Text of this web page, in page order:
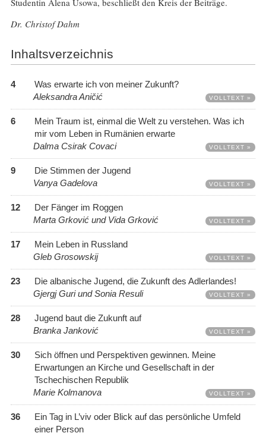
Dr. Christof Dahm
Inhaltsverzeichnis
4
Was erwarte ich von meiner Zukunft?
Aleksandra Aničić
VOLLTEXT »
6
Mein Traum ist, einmal die Welt zu verstehen. Was ich
mir vom Leben in Rumänien erwarte
Dalma Csirak Covaci
VOLLTEXT »
9
Die Stimmen der Jugend
Vanya Gadelova
VOLLTEXT »
12
Der Fänger im Roggen
Marta Grković und Vida Grković
VOLLTEXT »
17
Mein Leben in Russland
Gleb Grosowskij
VOLLTEXT »
23
Die albanische Jugend, die Zukunft des Adlerlandes!
Gjergj Guri und Sonia Resuli
VOLLTEXT »
28
Jugend baut die Zukunft auf
Branka Janković
VOLLTEXT »
30
Sich öffnen und Perspektiven gewinnen. Meine
Erwartungen an Kirche und Gesellschaft in der
Tschechischen Republik
Marie Kolmanova
VOLLTEXT »
36
Ein Tag in L’viv oder Blick auf das persönliche Umfeld
einer Person